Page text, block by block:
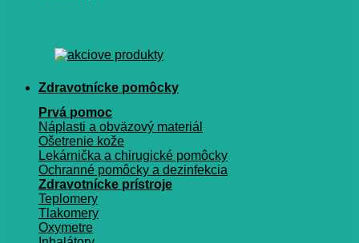
Zdravotnícke pomôcky
Prvá pomoc
Náplasti a obväzový materiál
Ošetrenie kože
Lekárnička a chirugické pomôcky
Ochranné pomôcky a dezinfekcia
Zdravotnícke prístroje
Teplomery
Tlakomery
Oxymetre